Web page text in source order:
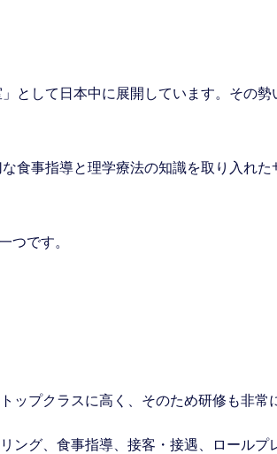
として日本中に展開しています。その勢
食事指導と理学療法の知識を取り入れた
つです。
ップクラスに高く、そのため研修も非常
ング、食事指導、接客・接遇、ロールプ